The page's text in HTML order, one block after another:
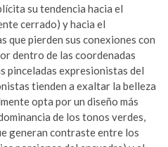
su tendencia hacia el
cerrado) y hacia el
que pierden sus conexiones con
dentro de las coordenadas
pinceladas expresionistas del
tienden a exaltar la belleza
opta por un diseño más
de los tonos verdes,
generan contraste entre los